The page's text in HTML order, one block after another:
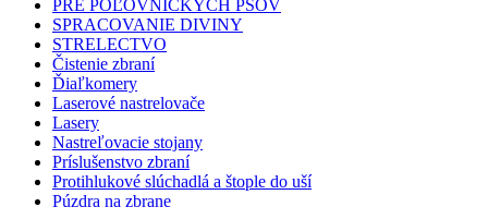
PRE POĽOVNÍCKYCH PSOV
SPRACOVANIE DIVINY
STRELECTVO
Čistenie zbraní
Ďiaľkomery
Laserové nastrelovače
Lasery
Nastreľovacie stojany
Príslušenstvo zbraní
Protihlukové slúchadlá a štople do uší
Púzdra na zbrane